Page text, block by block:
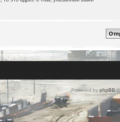
Powered by phpBB©